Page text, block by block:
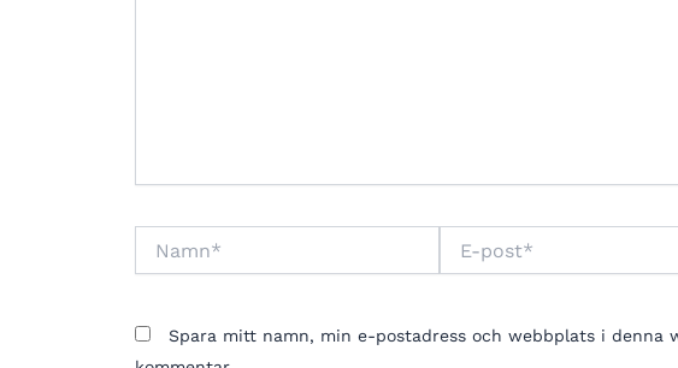
post*
Spara mitt namn, min e-postadress och webbplats i denna